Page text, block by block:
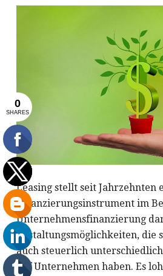
Leasing stellt seit Jahrzehnten
Finanzierungsinstrument im
Unternehmensfinanzierung
Gestaltungsmöglichkeiten, die
auch steuerlich
auf Unternehmen haben. Es